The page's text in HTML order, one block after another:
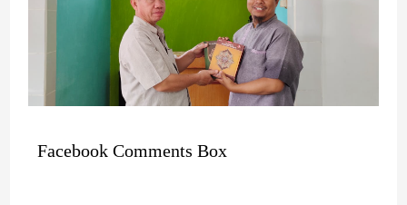
Facebook Comments Box